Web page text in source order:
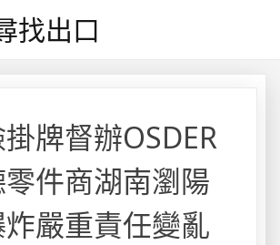
找出口
牌督辦OSDER
件商湖南瀏陽
嚴重責任變亂